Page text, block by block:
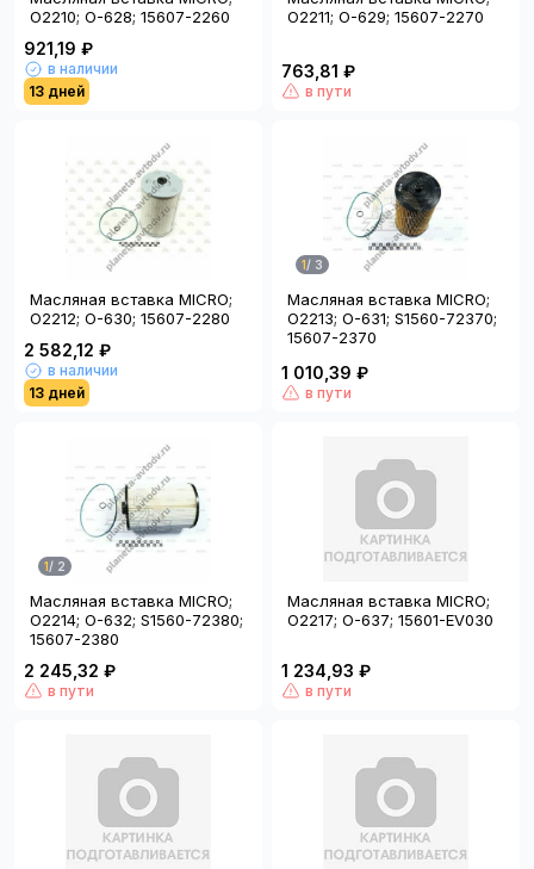
O2210; O-628; 15607-2260
921,19 ₽
в наличии
13 дней
O2211; O-629; 15607-2270
763,81 ₽
в пути
Масляная вставка MICRO;
O2212; O-630; 15607-2280
2 582,12 ₽
в наличии
13 дней
1/ 3
Масляная вставка MICRO;
O2213; O-631; S1560-72370;
15607-2370
1 010,39 ₽
в пути
1/ 2
Масляная вставка MICRO;
O2214; O-632; S1560-72380;
15607-2380
2 245,32 ₽
в пути
Масляная вставка MICRO;
O2217; O-637; 15601-EV030
1 234,93 ₽
в пути